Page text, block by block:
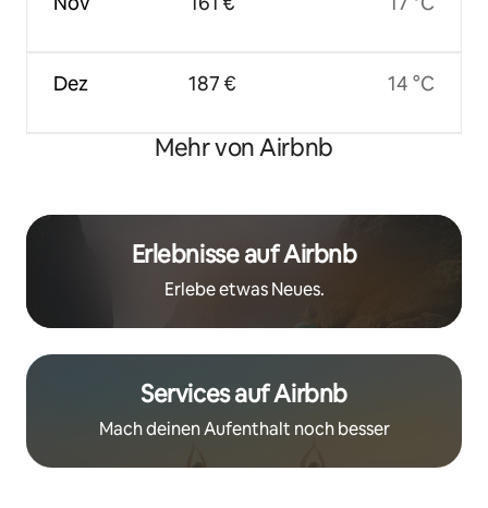
Dez 187 € 14 °C
Mehr von Airbnb
Erlebnisse auf Airbnb
Erlebe etwas Neues.
Services auf Airbnb
Mach deinen Aufenthalt noch besser